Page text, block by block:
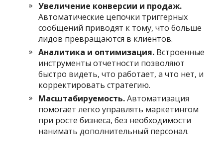
Увеличение конверсии и продаж.
Автоматические цепочки триггерных
сообщений приводят к тому, что больше
лидов превращаются в клиентов.
Аналитика и оптимизация. Встроенные
инструменты отчетности позволяют
быстро видеть, что работает, а что нет, и
корректировать стратегию.
Масштабируемость.Автоматизация
помогает легко управлять маркетингом
при росте бизнеса, без необходимости
нанимать дополнительный персонал.